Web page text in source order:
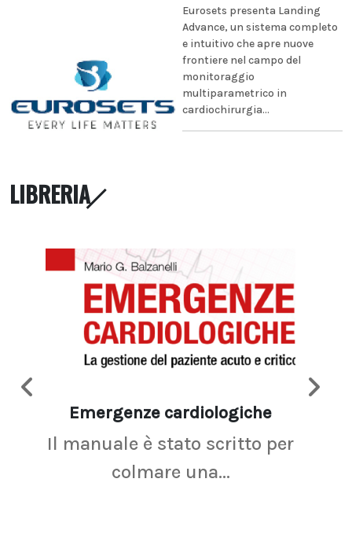
Eurosets presenta Landing
Advance, un sistema completo
e intuitivo che apre nuove
frontiere nel campo del
monitoraggio
multiparametrico in
cardiochirurgia...
LIBRERIA
Emergenze cardiologiche
Il manuale è stato scritto per
colmare una...